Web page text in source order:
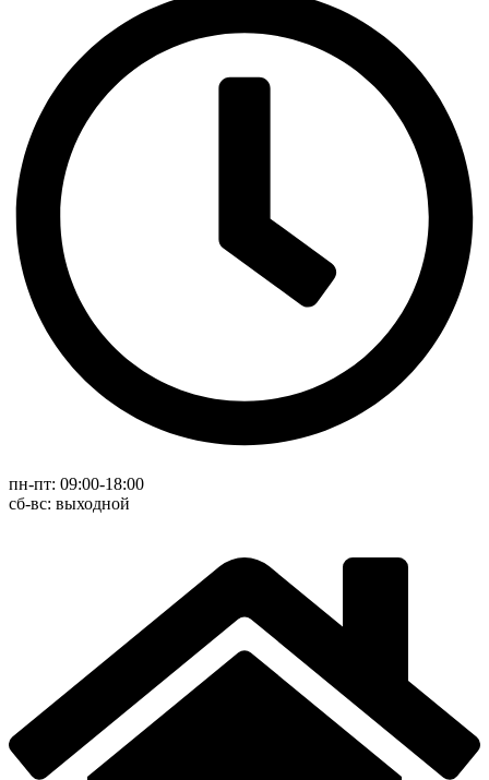
пн-пт: 09:00-18:00
cб-вс: выходной